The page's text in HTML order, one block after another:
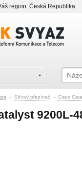
region: Česká Republika
→ Síťový přepínač → Cisco
9200L-